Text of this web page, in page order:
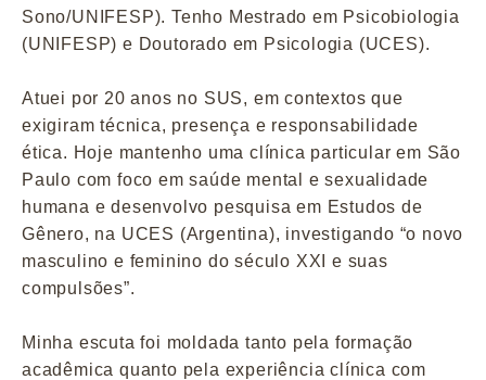
Sono/UNIFESP). Tenho Mestrado em Psicobiologia
(UNIFESP) e Doutorado em Psicologia (UCES).
Atuei por 20 anos no SUS, em contextos que
exigiram técnica, presença e responsabilidade
ética. Hoje mantenho uma clínica particular em São
Paulo com foco em saúde mental e sexualidade
humana e desenvolvo pesquisa em Estudos de
Gênero, na UCES (Argentina), investigando “o novo
masculino e feminino do século XXI e suas
compulsões”.
Minha escuta foi moldada tanto pela formação
acadêmica quanto pela experiência clínica com